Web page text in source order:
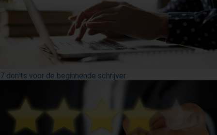
7 don'ts voor de beginnende schrijver